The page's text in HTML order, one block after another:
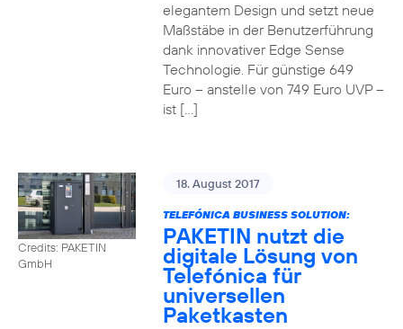
elegantem Design und setzt neue
Maßstäbe in der Benutzerführung
dank innovativer Edge Sense
Technologie. Für günstige 649
Euro – anstelle von 749 Euro UVP –
ist […]
Credits: PAKETIN
GmbH
18. August 2017
TELEFÓNICA BUSINESS SOLUTION:
PAKETIN nutzt die
digitale Lösung von
Telefónica für
universellen
Paketkasten